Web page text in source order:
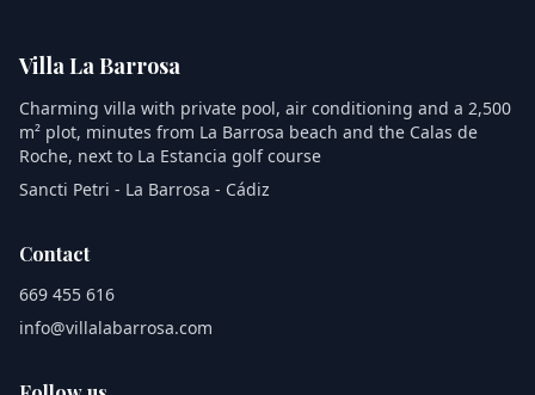
Villa La Barrosa
Charming villa with private pool, air conditioning and a 2,500
m² plot, minutes from La Barrosa beach and the Calas de
Roche, next to La Estancia golf course
Sancti Petri - La Barrosa - Cádiz
Contact
669 455 616
info@villalabarrosa.com